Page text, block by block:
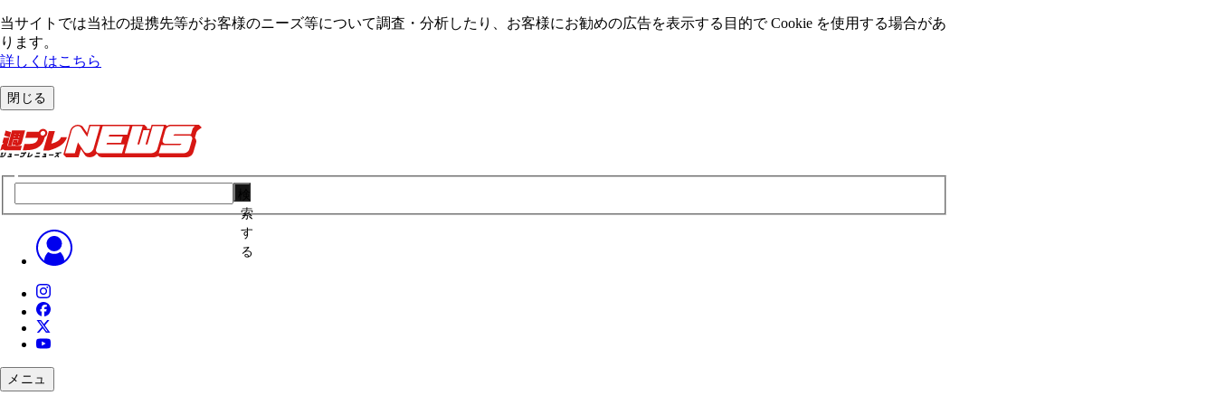
当サイトでは当社の提携先等がお客様のニーズ等について調査・分析したり、お客様にお勧めの広告を表⽰する⽬的で Cookie を使⽤する場合があ
ります。
詳しくはこちら
閉じる
索
す
る
メニュ